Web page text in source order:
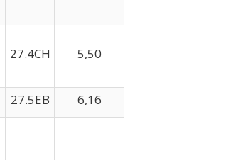
27.4CH 5,50
27.5EB
6,16